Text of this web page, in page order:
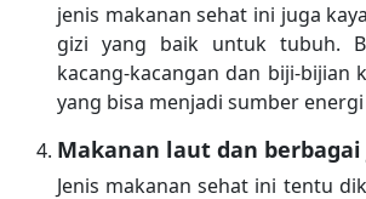
jenis makanan sehat ini juga
gizi yang baik untuk tubuh.
kacang-kacangan dan biji-bijian
yang bisa menjadi sumber
Makanan laut dan
Jenis makanan sehat ini tentu